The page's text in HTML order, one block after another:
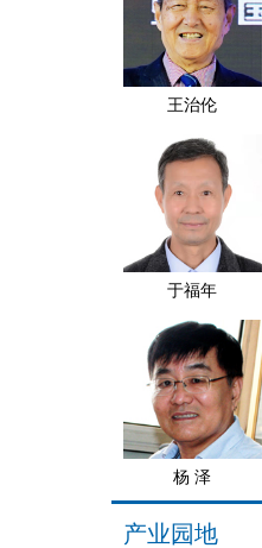
王治伦
于福年
杨 泽
产业园地